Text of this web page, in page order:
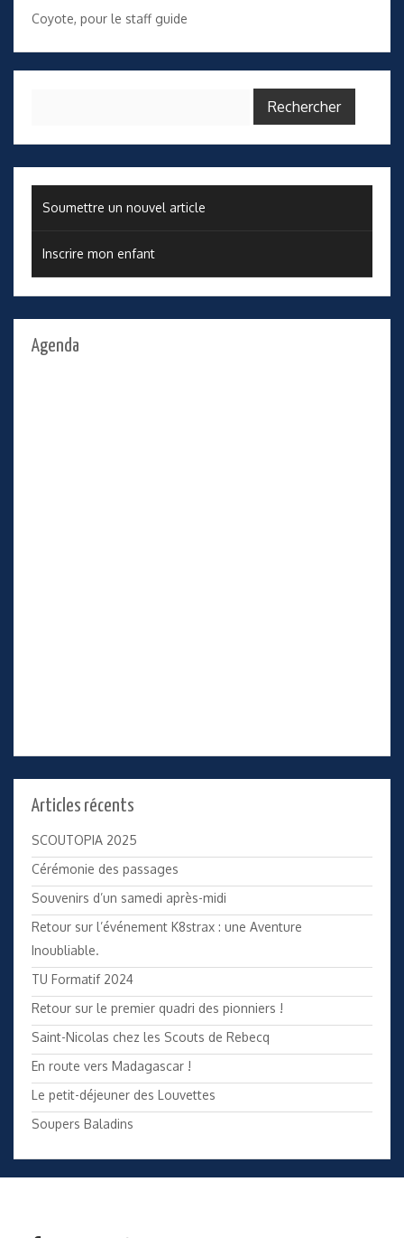
Coyote, pour le staff guide
Soumettre un nouvel article
Inscrire mon enfant
Agenda
Articles récents
SCOUTOPIA 2025
Cérémonie des passages
Souvenirs d’un samedi après-midi
Retour sur l’événement K8strax : une Aventure
Inoubliable.
TU Formatif 2024
Retour sur le premier quadri des pionniers !
Saint-Nicolas chez les Scouts de Rebecq
En route vers Madagascar !
Le petit-déjeuner des Louvettes
Soupers Baladins